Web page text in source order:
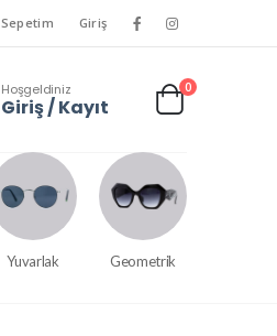
Sepetim Giriş
Hoşgeldiniz
Giriş / Kayıt
0
Yuvarlak Geometrik